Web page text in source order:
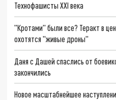
Технофашисты XXI века
"Кротами" были все? Теракт в
охотятся "живые дроны"
Даня с Дашей спаслись от
закончились
Новое масштабнейшее